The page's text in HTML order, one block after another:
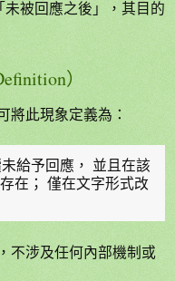
被回應之後」，其目的
）
將此現象定義為：
給予回應， 並且在該
在； 僅在文字形式改
不涉及任何內部機制或